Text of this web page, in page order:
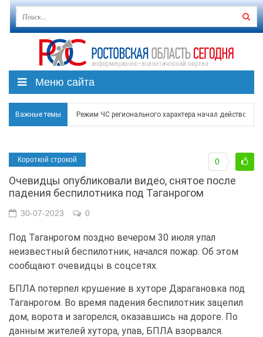
Меню сайта
Важные темы Режим ЧС регионального характера начал
В Ростове задержан подозреваемый в ночном
Над Ростовской областью в ночь на 8 августа сбито
Застройщики: градостроительная политика на Дону
Короткой строкой
Очевидцы опубликовали видео, снятое после
падения беспилотника под Таганрогом
0
30-07-2023 0
Под Таганрогом поздно вечером 30 июля упал
неизвестный беспилотник, начался пожар. Об этом
сообщают очевидцы в соцсетях.
БПЛА потерпел крушение в хуторе Дарагановка под
Таганрогом. Во время падения беспилотник зацепил
дом, ворота и загорелся, оказавшись на дороге. По
данным жителей хутора, упав, БПЛА взорвался.